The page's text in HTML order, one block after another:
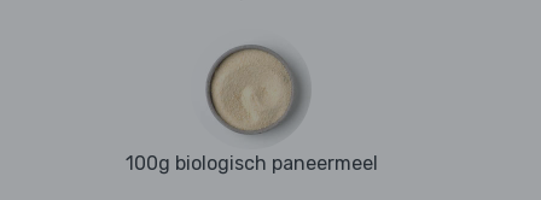
100g biologisch paneermeel